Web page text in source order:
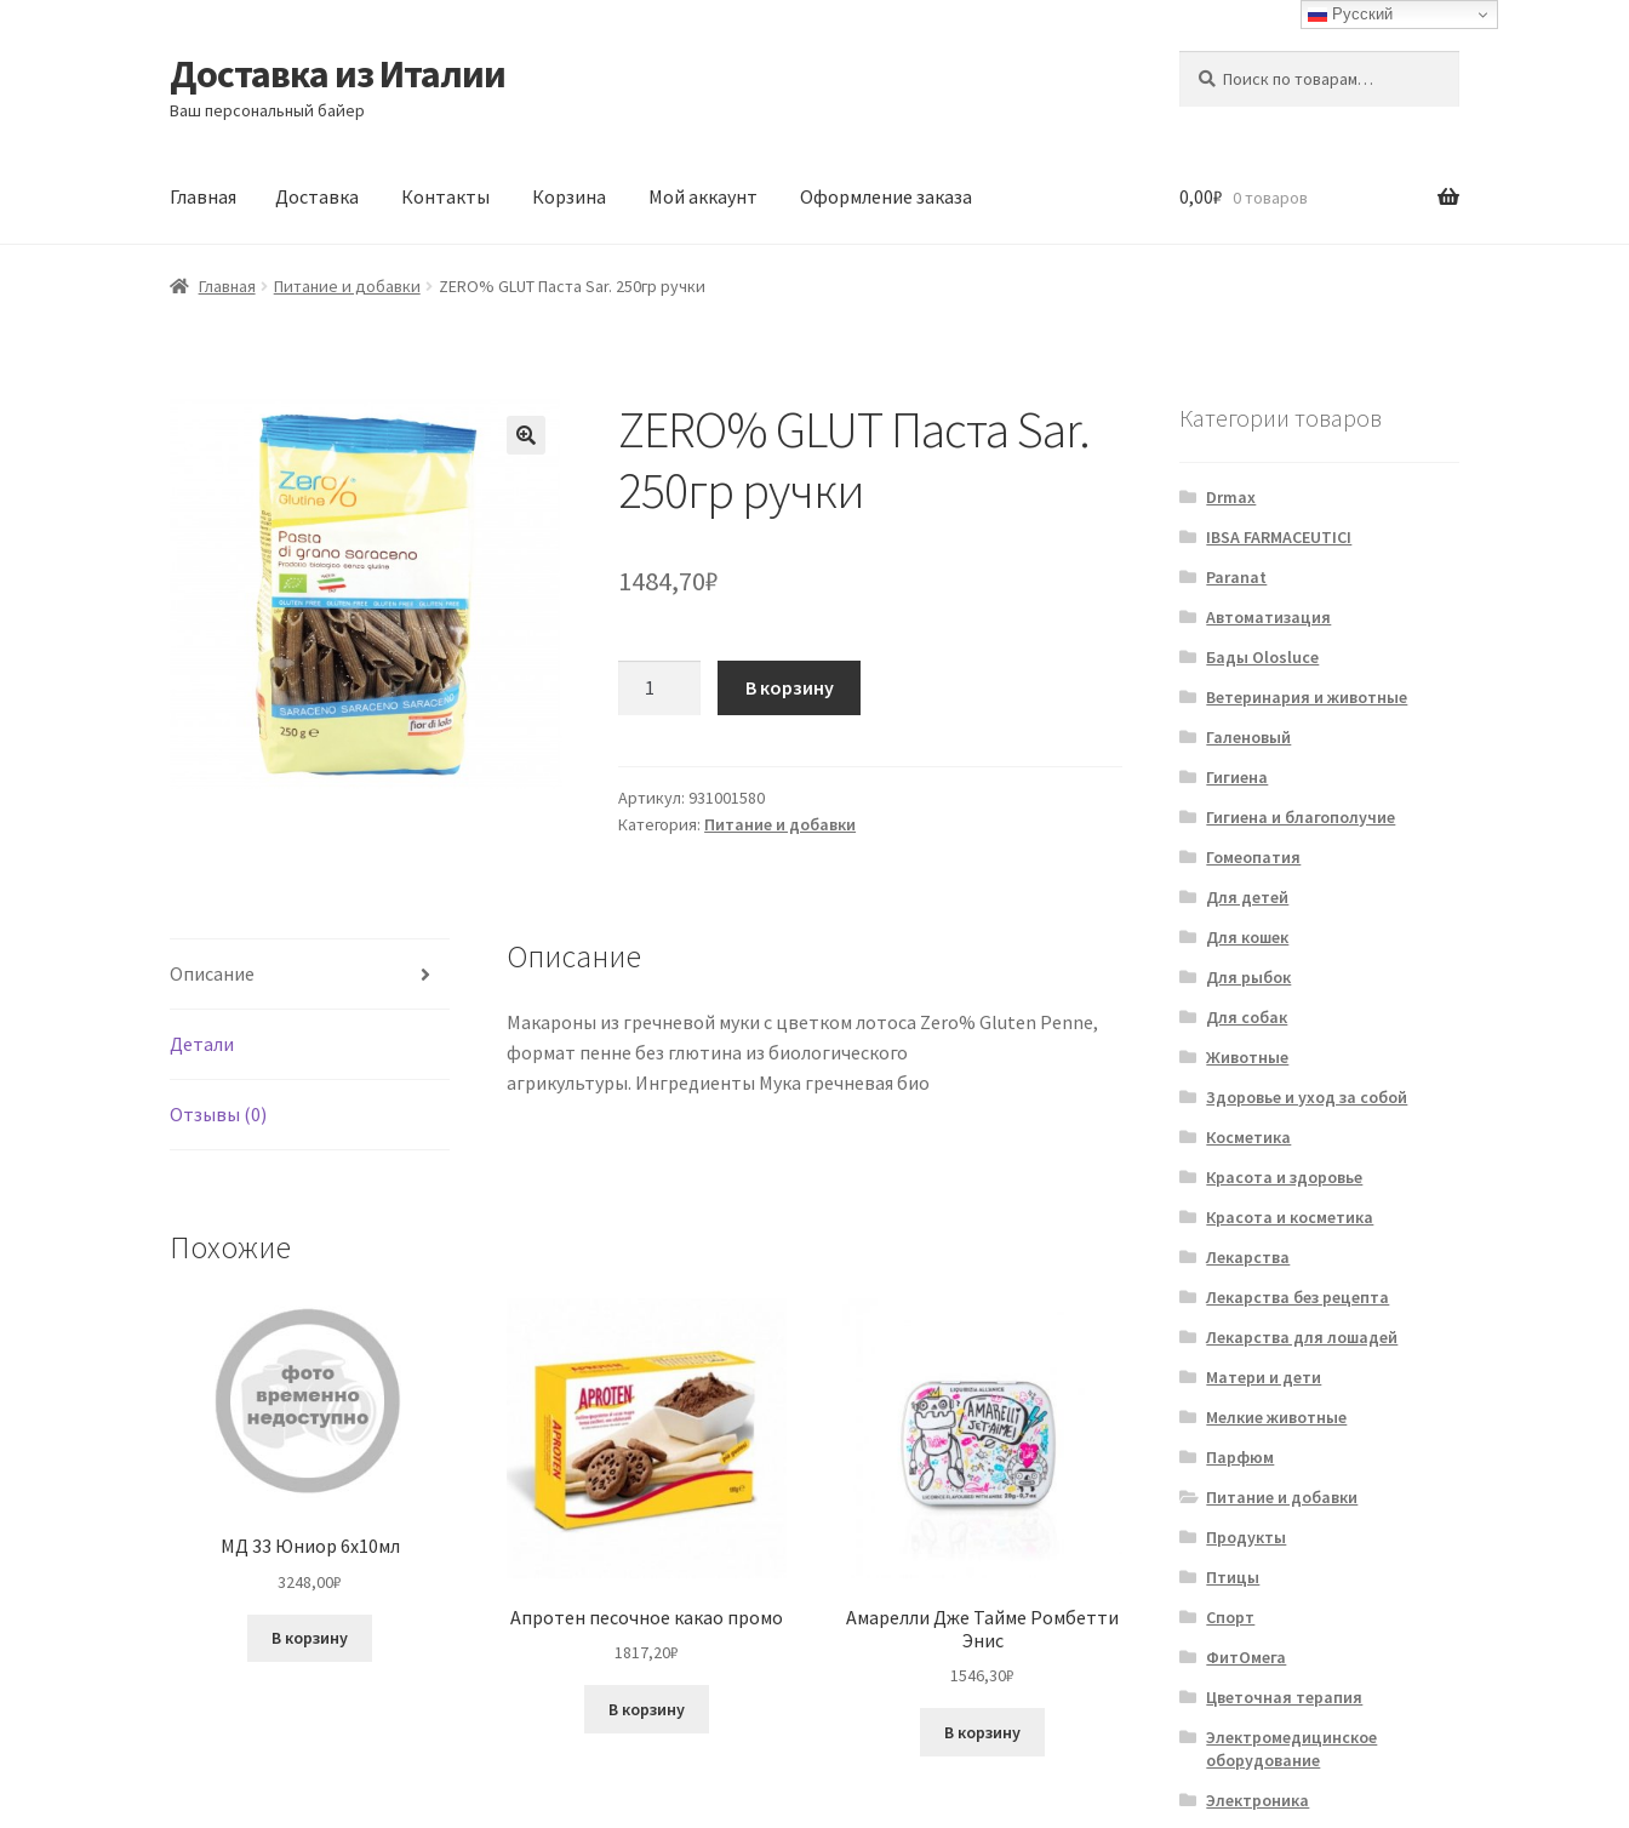
Перейти
к
навигации
Перейти
к
содержимому
Доставка из Италии
Ваш персональный байер
Главная Доставка Контакты Корзина Мой аккаунт Оформление заказа
Главная Доставка Контакты Корзина Мой аккаунт Оформление заказа
0,00₽ 0 товаров
Главная Питание и добавки ZERO% GLUT Паста Sar. 250гр ручки
ZERO% GLUT Паста Sar.
250гр ручки
1484,70₽
Паста
Sar.
В корзину
Артикул: 931001580
Категория: Питание и добавки
Описание
Детали
Отзывы (0)
Описание
Макароны из гречневой муки с цветком лотоса Zero% Gluten Penne,
формат пенне без глютина из биологического
агрикультуры. Ингредиенты Мука гречневая био
Похожие
МД 33 Юниор 6х10мл
3248,00₽
В корзину
Апротен песочное какао промо
1817,20₽
В корзину
Амарелли Дже Тайме Ромбетти
Энис
1546,30₽
В корзину
Категории товаров
Drmax
IBSA FARMACEUTICI
Paranat
Автоматизация
Бады Olosluce
Ветеринария и животные
Галеновый
Гигиена
Гигиена и благополучие
Гомеопатия
Для детей
Для кошек
Для рыбок
Для собак
Животные
Здоровье и уход за собой
Косметика
Красота и здоровье
Красота и косметика
Лекарства
Лекарства без рецепта
Лекарства для лошадей
Матери и дети
Мелкие животные
Парфюм
Питание и добавки
Продукты
Птицы
Спорт
ФитОмега
Цветочная терапия
Электромедицинское
оборудование
Электроника
Русский